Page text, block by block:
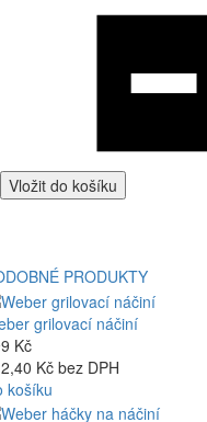
Vložit do košíku
PRODUKTY
grilovací náčiní
Kč
Kč bez DPH
košíku